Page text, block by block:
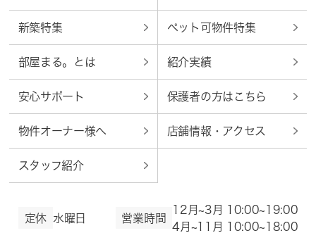
新築特集 ペット可物件特集
部屋まる。とは 紹介実績
安心サポート 保護者の方はこちら
物件オーナー様へ 店舗情報・アクセス
スタッフ紹介
定休 水曜日 営業時間
12月~3月 10:00~19:00
4月~11月 10:00~18:00